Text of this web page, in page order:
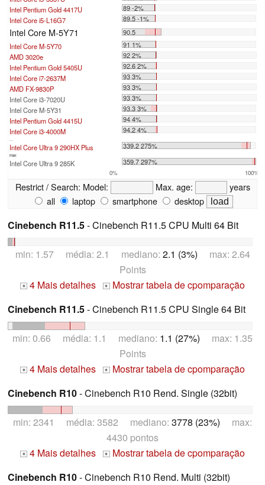
Intel Pentium Gold 4417U
89 -2%
Intel Core i5-L16G7
89.5 -1%
Intel Core M-5Y71
90.5
Intel Core M-5Y70
91 1%
AMD 3020e
92 2%
Intel Pentium Gold 5405U
92.6 2%
Intel Core i7-2637M
93 3%
AMD FX-9830P
93 3%
Intel Core i3-7020U
93 3%
Intel Core M-5Y31
93.3 3%
Intel Pentium Gold 4415U
94 4%
Intel Core i3-4000M
94.2 4%
...
Intel Core Ultra 9 290HX Plus 339.2 275%
max:
Intel Core Ultra 9 285K 359.7 297%
0% 100%
Restrict / Search: Model: Max. age:
years
all
laptop smartphone desktop
Cinebench R11.5- Cinebench R11.5 CPU Multi 64 Bit
min: 1.57 média: 2.1 mediano: 2.1 (3%) max: 2.64
Points
+ 4 Mais detalhes + Mostrar tabela de cpomparação
Cinebench R11.5- Cinebench R11.5 CPU Single 64 Bit
min: 0.66 média: 1.1 mediano: 1.1 (27%) max: 1.35
Points
+ 4 Mais detalhes + Mostrar tabela de cpomparação
Cinebench R10- Cinebench R10 Rend. Single (32bit)
min: 2341 média: 3582 mediano: 3778 (23%) max:
4430 pontos
+ 4 Mais detalhes + Mostrar tabela de cpomparação
Cinebench R10- Cinebench R10 Rend. Multi (32bit)